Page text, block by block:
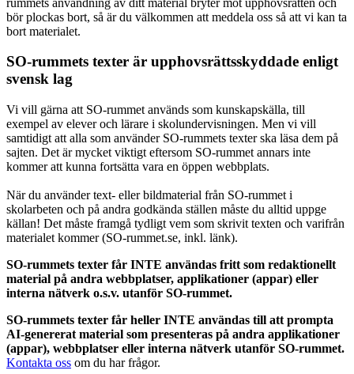
bör plockas bort, så är du välkommen att meddela oss så att vi kan ta
bort materialet.
SO-rummets texter är upphovsrättsskyddade enligt
svensk lag
Vi vill gärna att SO-rummet används som kunskapskälla, till
exempel av elever och lärare i skolundervisningen. Men vi vill
samtidigt att alla som använder SO-rummets texter ska läsa dem på
sajten. Det är mycket viktigt eftersom SO-rummet annars inte
kommer att kunna fortsätta vara en öppen webbplats.
När du använder text- eller bildmaterial från SO-rummet i
skolarbeten och på andra godkända ställen måste du alltid uppge
källan! Det måste framgå tydligt vem som skrivit texten och varifrån
materialet kommer (SO-rummet.se, inkl. länk).
SO-rummets texter får INTE användas fritt som redaktionellt
material på andra webbplatser, applikationer (appar) eller
interna nätverk o.s.v. utanför SO-rummet.
SO-rummets texter får heller INTE användas till att prompta
AI-genererat material som presenteras på andra applikationer
(appar), webbplatser eller interna nätverk utanför SO-rummet.
Kontakta oss om du har frågor.